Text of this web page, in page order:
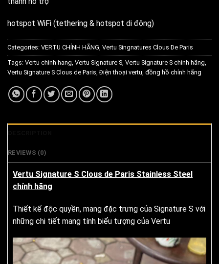
hotspot WiFi (tethering & hotspot di động)
Categories: VERTU CHÍNH HÃNG, Vertu Singnatures Clous De Paris
Tags: Vertu chinh hang, Vertu Signature S, Vertu Signature S chính hãng,
Vertu Signature S Clous de Paris,Điện thoại vertu, đồng hồ chính hãng
REVIEWS (0)
Vertu Signature S Clous de Paris Stainless Steel
chính hãng
Thiết kế độc quyền, mang đặc trưng của Signature S với
những chi tiết mang tính biểu tượng của Vertu